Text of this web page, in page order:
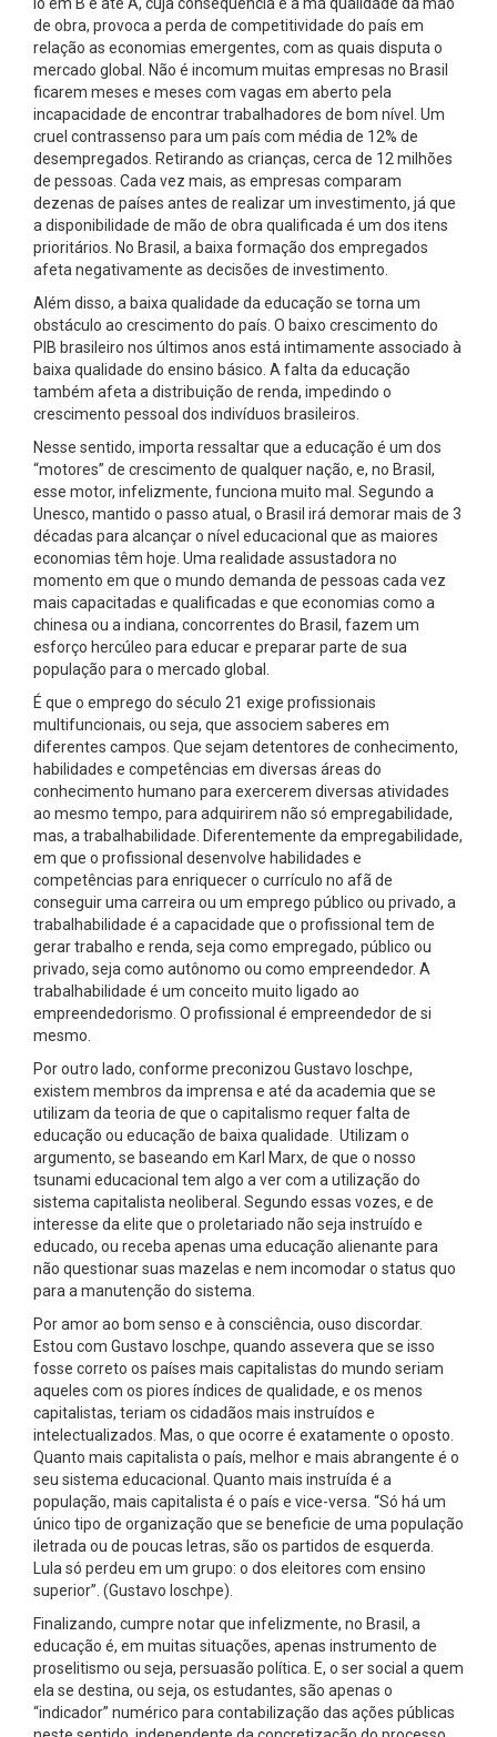
de obra, provoca a perda de competitividade do país em
relação as economias emergentes, com as quais disputa o
mercado global. Não é incomum muitas empresas no Brasil
ficarem meses e meses com vagas em aberto pela
incapacidade de encontrar trabalhadores de bom nível. Um
cruel contrassenso para um país com média de 12% de
desempregados. Retirando as crianças, cerca de 12 milhões
de pessoas. Cada vez mais, as empresas comparam
dezenas de países antes de realizar um investimento, já que
a disponibilidade de mão de obra qualificada é um dos itens
prioritários. No Brasil, a baixa formação dos empregados
afeta negativamente as decisões de investimento.
Além disso, a baixa qualidade da educação se torna um
obstáculo ao crescimento do país. O baixo crescimento do
PIB brasileiro nos últimos anos está intimamente associado à
baixa qualidade do ensino básico. A falta da educação
também afeta a distribuição de renda, impedindo o
crescimento pessoal dos indivíduos brasileiros.
Nesse sentido, importa ressaltar que a educação é um dos
“motores” de crescimento de qualquer nação, e, no Brasil,
esse motor, infelizmente, funciona muito mal. Segundo a
Unesco, mantido o passo atual, o Brasil irá demorar mais de 3
décadas para alcançar o nível educacional que as maiores
economias têm hoje. Uma realidade assustadora no
momento em que o mundo demanda de pessoas cada vez
mais capacitadas e qualificadas e que economias como a
chinesa ou a indiana, concorrentes do Brasil, fazem um
esforço hercúleo para educar e preparar parte de sua
população para o mercado global.
É que o emprego do século 21 exige profissionais
multifuncionais, ou seja, que associem saberes em
diferentes campos. Que sejam detentores de conhecimento,
habilidades e competências em diversas áreas do
conhecimento humano para exercerem diversas atividades
ao mesmo tempo, para adquirirem não só empregabilidade,
mas, a trabalhabilidade. Diferentemente da empregabilidade,
em que o profissional desenvolve habilidades e
competências para enriquecer o currículo no afã de
conseguir uma carreira ou um emprego público ou privado, a
trabalhabilidade é a capacidade que o profissional tem de
gerar trabalho e renda, seja como empregado, público ou
privado, seja como autônomo ou como empreendedor. A
trabalhabilidade é um conceito muito ligado ao
empreendedorismo. O profissional é empreendedor de si
mesmo.
Por outro lado, conforme preconizou Gustavo Ioschpe,
existem membros da imprensa e até da academia que se
utilizam da teoria de que o capitalismo requer falta de
educação ou educação de baixa qualidade. Utilizam o
argumento, se baseando em Karl Marx, de que o nosso
tsunami educacional tem algo a ver com a utilização do
sistema capitalista neoliberal. Segundo essas vozes, e de
interesse da elite que o proletariado não seja instruído e
educado, ou receba apenas uma educação alienante para
não questionar suas mazelas e nem incomodar o status quo
para a manutenção do sistema.
Por amor ao bom senso e à consciência, ouso discordar.
Estou com Gustavo Ioschpe, quando assevera que se isso
fosse correto os países mais capitalistas do mundo seriam
aqueles com os piores índices de qualidade, e os menos
capitalistas, teriam os cidadãos mais instruídos e
intelectualizados. Mas, o que ocorre é exatamente o oposto.
Quanto mais capitalista o país, melhor e mais abrangente é o
seu sistema educacional. Quanto mais instruída é a
população, mais capitalista é o país e vice-versa. “Só há um
único tipo de organização que se beneficie de uma população
iletrada ou de poucas letras, são os partidos de esquerda.
Lula só perdeu em um grupo: o dos eleitores com ensino
superior”. (Gustavo Ioschpe).
Finalizando, cumpre notar que infelizmente, no Brasil, a
educação é, em muitas situações, apenas instrumento de
proselitismo ou seja, persuasão política. E, o ser social a quem
ela se destina, ou seja, os estudantes, são apenas o
“indicador” numérico para contabilização das ações públicas